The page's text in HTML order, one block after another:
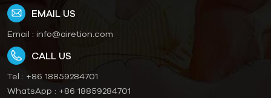
EMAIL US
Email : info@airetion.com
CALL US
Tel : +86 18859284701
WhatsApp : +86 18859284701